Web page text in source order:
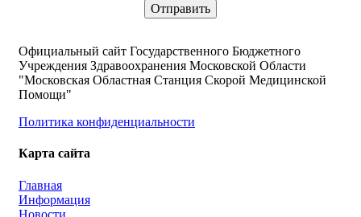
Официальный сайт Государственного Бюджетного
Учреждения Здравоохранения Московской Области
"Московская Областная Станция Скорой Медицинской
Помощи"
Политика конфиденциальности
Карта сайта
Главная
Информация
Новости